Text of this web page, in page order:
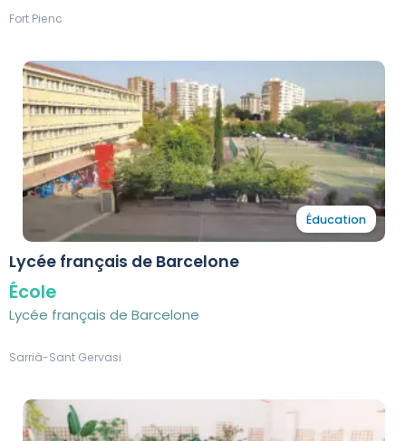
Fort Pienc
Éducation
Lycée français de Barcelone
École
Lycée français de Barcelone
Sarrià-Sant Gervasi